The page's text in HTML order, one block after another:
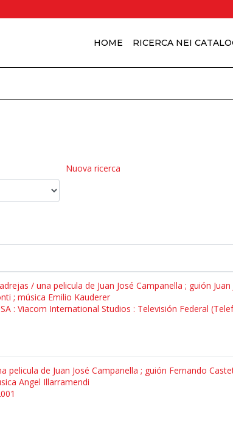
HOME RICERCA NEI
Nuova ricerca
/ una pelicula de Juan José Campanella ; guión
; música Emilio Kauderer
: Viacom International Studios : Televisión Federal
de Juan José Campanella ; guión Fernando
Angel Illarramendi